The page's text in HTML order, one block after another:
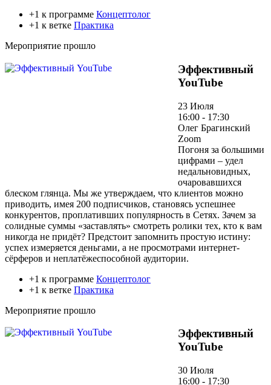
+1 к программе Концептолог
+1 к ветке Практика
Мероприятие прошло
Эффективный
YouTube
23 Июля
16:00 - 17:30
Олег Брагинский
Zoom
Погоня за большими
цифрами – удел
недальновидных,
очаровавшихся
блеском глянца. Мы же утверждаем, что клиентов можно
приводить, имея 200 подписчиков, становясь успешнее
конкурентов, проплативших популярность в Сетях. Зачем за
солидные суммы «заставлять» смотреть ролики тех, кто к вам
никогда не придёт? Предстоит запомнить простую истину:
успех измеряется деньгами, а не просмотрами интернет-
сёрферов и неплатёжеспособной аудитории.
+1 к программе Концептолог
+1 к ветке Практика
Мероприятие прошло
Эффективный
YouTube
30 Июля
16:00 - 17:30